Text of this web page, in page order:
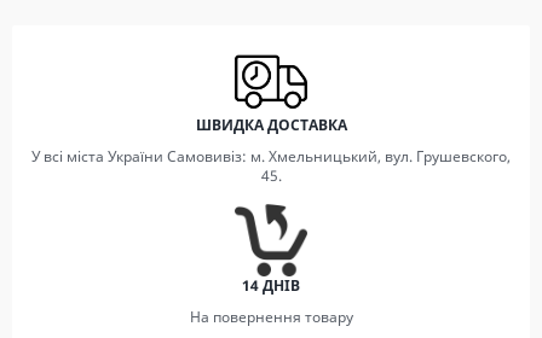
ШВИДКА ДОСТАВКА
У всі міста України Самовивіз: м. Хмельницький, вул. Грушевского,
45.
14 ДНІВ
На повернення товару